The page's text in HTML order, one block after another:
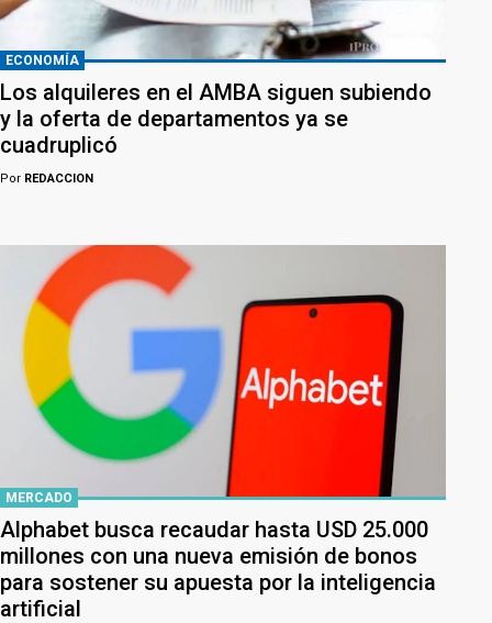
ECONOMÍA
Los alquileres en el AMBA siguen subiendo
y la oferta de departamentos ya se
cuadruplicó
Por REDACCION
MERCADO
Alphabet busca recaudar hasta USD 25.000
millones con una nueva emisión de bonos
para sostener su apuesta por la inteligencia
artificial